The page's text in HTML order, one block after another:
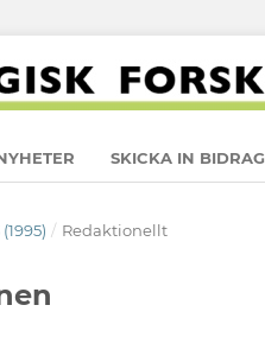
SKICKA IN BIDRAG
/ Redaktionellt